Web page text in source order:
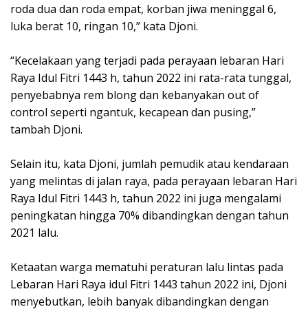
roda dua dan roda empat, korban jiwa meninggal 6,
luka berat 10, ringan 10,” kata Djoni.
“Kecelakaan yang terjadi pada perayaan lebaran Hari
Raya Idul Fitri 1443 h, tahun 2022 ini rata-rata tunggal,
penyebabnya rem blong dan kebanyakan out of
control seperti ngantuk, kecapean dan pusing,”
tambah Djoni.
Selain itu, kata Djoni, jumlah pemudik atau kendaraan
yang melintas di jalan raya, pada perayaan lebaran Hari
Raya Idul Fitri 1443 h, tahun 2022 ini juga mengalami
peningkatan hingga 70% dibandingkan dengan tahun
2021 lalu.
Ketaatan warga mematuhi peraturan lalu lintas pada
Lebaran Hari Raya idul Fitri 1443 tahun 2022 ini, Djoni
menyebutkan, lebih banyak dibandingkan dengan